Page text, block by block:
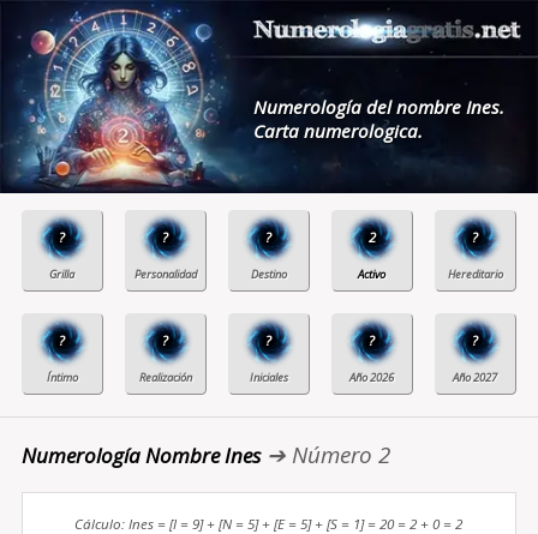
Numerología del nombre Ines.
Carta numerologica.
? ? ? 2 ?
? ? ? ? ?
Numerología Nombre Ines➔ Número 2
Cálculo: Ines = [I = 9] + [N = 5] + [E = 5] + [S = 1] = 20 = 2 + 0 = 2